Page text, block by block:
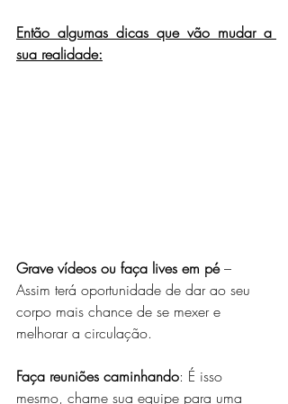
Então algumas dicas que vão mudar a
sua realidade:
Grave vídeos ou faça lives em pé –
Assim terá oportunidade de dar ao seu
corpo mais chance de se mexer e
melhorar a circulação.
Faça reuniões caminhando: É isso
mesmo, chame sua equipe para uma